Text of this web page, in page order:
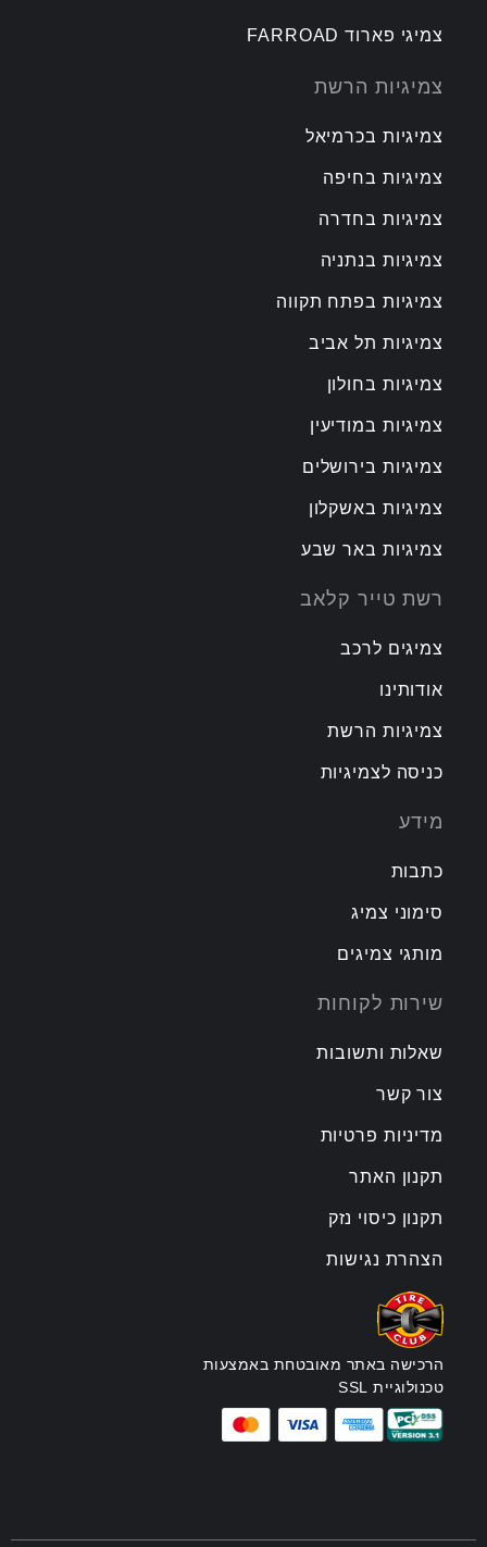
צמיגי פארוד FARROAD
צמיגיות הרשת
צמיגיות בכרמיאל
צמיגיות בחיפה
צמיגיות בחדרה
צמיגיות בנתניה
צמיגיות בפתח תקווה
צמיגיות תל אביב
צמיגיות בחולון
צמיגיות במודיעין
צמיגיות בירושלים
צמיגיות באשקלון
צמיגיות באר שבע
רשת טייר קלאב
צמיגים לרכב
אודותינו
צמיגיות הרשת
כניסה לצמיגיות
מידע
כתבות
סימוני צמיג
מותגי צמיגים
שירות לקוחות
שאלות ותשובות
צור קשר
מדיניות פרטיות
תקנון האתר
תקנון כיסוי נזק
הצהרת נגישות
הרכישה באתר מאובטחת באמצעות
טכנולוגיית SSL